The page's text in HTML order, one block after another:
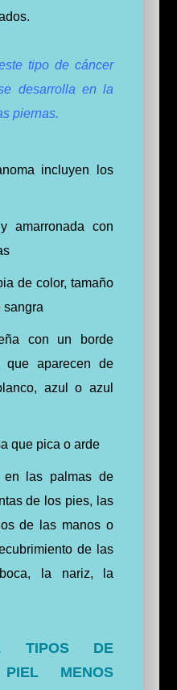
tipo de cáncer
desarrolla en la
piernas.
incluyen los
amarronada con
de color, tamaño
sangra
con un borde
que aparecen de
azul o azul
que pica o arde
en las palmas de
de los pies, las
de las manos o
de las
la nariz, la
TIPOS DE
MENOS